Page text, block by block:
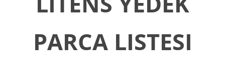
PARCA LISTESI